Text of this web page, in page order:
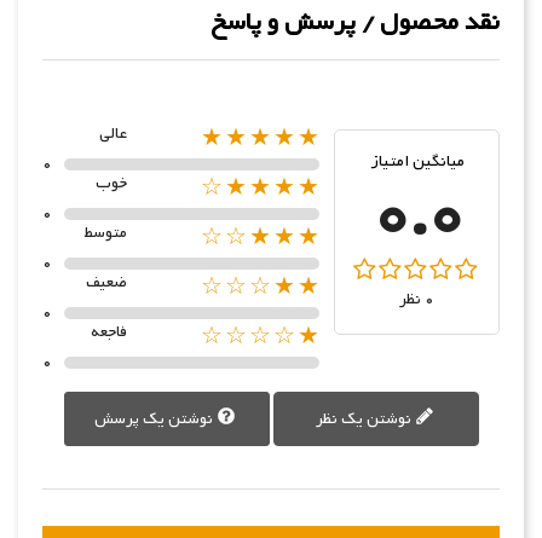
نقد محصول / پرسش و پاسخ
میانگین امتیاز
0.0
0 نظر
★★★★★
عالی
0
★★★★☆
خوب
0
★★★☆☆
متوسط
0
★★☆☆☆
ضعیف
0
★☆☆☆☆
فاجعه
0
نوشتن یک نظر نوشتن یک پرسش